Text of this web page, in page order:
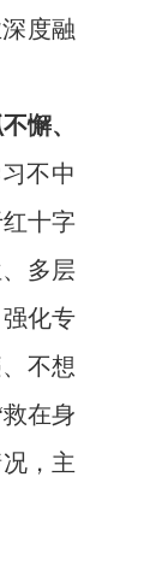
度融
懈、
不中
十字
、多层
化专
不想
在身
，主